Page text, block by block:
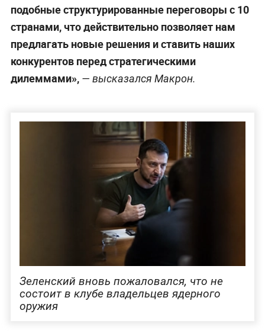
подобные структурированные переговоры с 10
странами, что действительно позволяет нам
предлагать новые решения и ставить наших
конкурентов перед стратегическими
дилеммами»,— высказался Макрон.
Зеленский вновь пожаловался, что не
состоит в клубе владельцев ядерного
оружия